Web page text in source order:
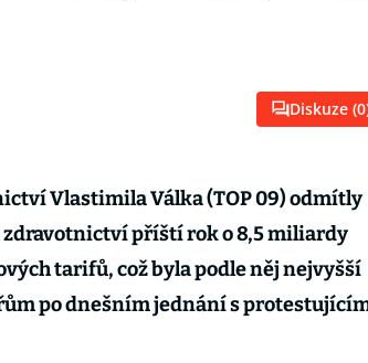
Diskuze (0
Vlastimila Válka (TOP 09) odmítly
příští rok o 8,5 miliardy
tarifů, což byla podle něj nejvyšší
po dnešním jednání s